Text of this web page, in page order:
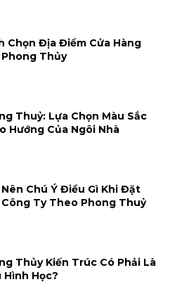
Chọn Địa Điểm Cửa Hàng
Phong Thủy
Thuỷ: Lựa Chọn Màu Sắc
Hướng Của Ngôi Nhà
Chú Ý Điều Gì Khi Đặt
Ty Theo Phong Thuỷ
Thủy Kiến Trúc Có Phải Là
Hình Học?